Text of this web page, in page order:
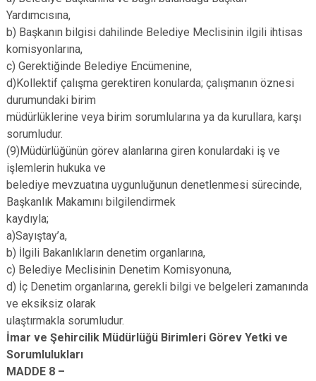
Yardımcısına,
b) Başkanın bilgisi dahilinde Belediye Meclisinin ilgili ihtisas
komisyonlarına,
c) Gerektiğinde Belediye Encümenine,
d)Kollektif çalışma gerektiren konularda; çalışmanın öznesi
durumundaki birim
müdürlüklerine veya birim sorumlularına ya da kurullara, karşı
sorumludur.
(9)Müdürlüğünün görev alanlarına giren konulardaki iş ve
işlemlerin hukuka ve
belediye mevzuatına uygunluğunun denetlenmesi sürecinde,
Başkanlık Makamını bilgilendirmek
kaydıyla;
a)Sayıştay’a,
b) İlgili Bakanlıkların denetim organlarına,
c) Belediye Meclisinin Denetim Komisyonuna,
d) İç Denetim organlarına, gerekli bilgi ve belgeleri zamanında
ve eksiksiz olarak
ulaştırmakla sorumludur.
İmar ve Şehircilik Müdürlüğü Birimleri Görev Yetki ve
Sorumlulukları
MADDE 8 –